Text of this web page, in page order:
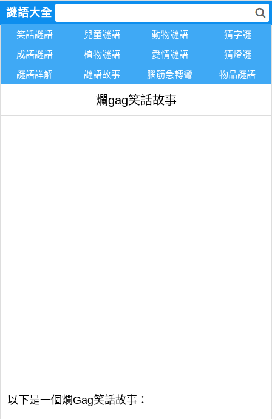
謎語大全
笑話謎語 兒童謎語 動物謎語
猜字謎
成語謎語
植物謎語 愛情謎語
猜燈謎
謎語詳解
謎語故事 腦筋急轉彎 物品謎語
爛gag笑話故事
以下是一個爛Gag笑話故事：